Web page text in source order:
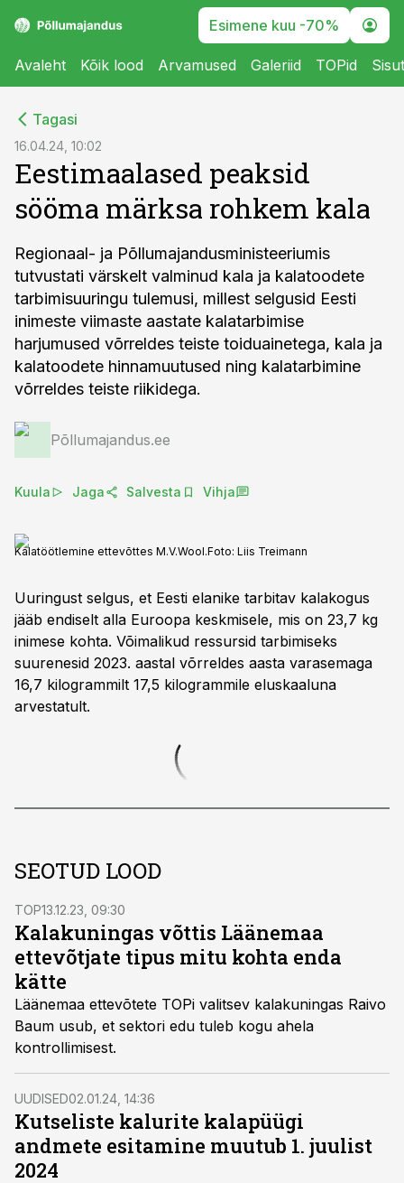
Esimene kuu -70%
Avaleht Kõik lood Arvamused Galeriid TOPid
Tagasi
16.04.24, 10:02
Eestimaalased peaksid
sööma märksa rohkem kala
Regionaal- ja Põllumajandusministeeriumis
tutvustati värskelt valminud kala ja kalatoodete
tarbimisuuringu tulemusi, millest selgusid Eesti
inimeste viimaste aastate kalatarbimise
harjumused võrreldes teiste toiduainetega, kala ja
kalatoodete hinnamuutused ning kalatarbimine
võrreldes teiste riikidega.
Põllumajandus.ee
Kuula Jaga Salvesta Vihja
Kalatöötlemine ettevõttes M.V.Wool.Foto: Liis Treimann
Uuringust selgus, et Eesti elanike tarbitav kalakogus
jääb endiselt alla Euroopa keskmisele, mis on 23,7 kg
inimese kohta. Võimalikud ressursid tarbimiseks
suurenesid 2023. aastal võrreldes aasta varasemaga
16,7 kilogrammilt 17,5 kilogrammile eluskaaluna
arvestatult.
SEOTUD LOOD
TOP13.12.23, 09:30
Kalakuningas võttis Läänemaa
ettevõtjate tipus mitu kohta enda
kätte
Läänemaa ettevõtete TOPi valitsev kalakuningas Raivo
Baum usub, et sektori edu tuleb kogu ahela
kontrollimisest.
UUDISED02.01.24, 14:36
Kutseliste kalurite kalapüügi
andmete esitamine muutub 1. juulist
2024